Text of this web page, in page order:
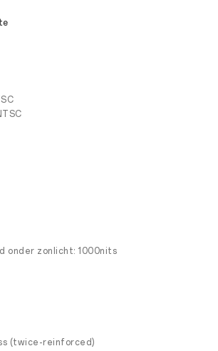
onder zonlicht: 1000nits
(twice-reinforced)